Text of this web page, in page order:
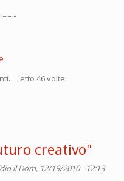
letto 46 volte
creativo"
il Dom, 12/19/2010 - 12:13